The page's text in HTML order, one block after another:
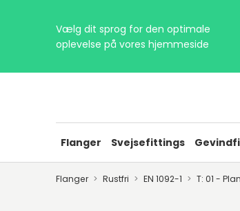
Vælg dit sprog for den optimale
oplevelse på vores hjemmeside
Flanger Svejsefittings
Flanger Rustfri EN 1092-1 T: 01 -